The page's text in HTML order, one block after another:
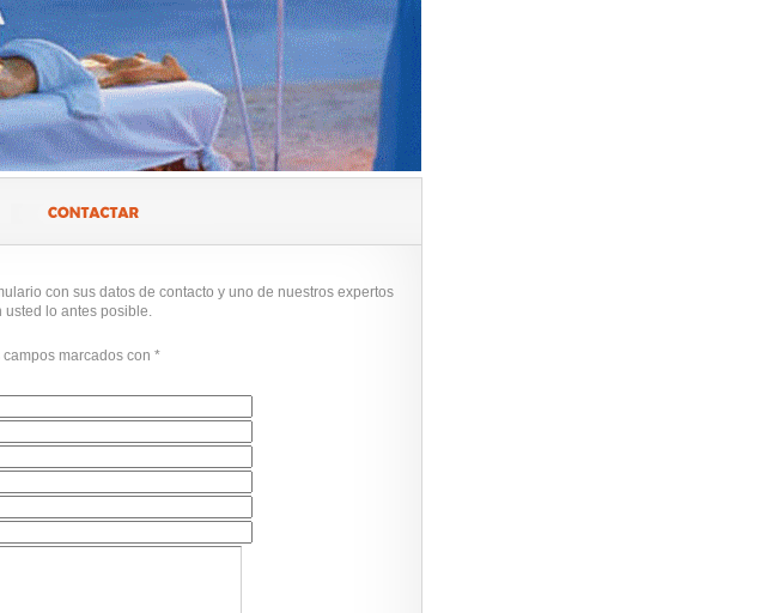
con sus datos de contacto y uno de nuestros expertos
usted lo antes posible.
marcados con *